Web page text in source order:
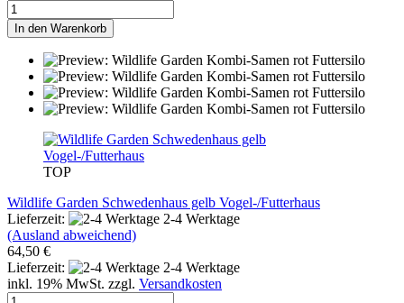
In den Warenkorb
TOP
Wildlife Garden Schwedenhaus gelb Vogel-/Futterhaus
Lieferzeit:
2-4 Werktage
(Ausland abweichend)
64,50 €
Lieferzeit:
2-4 Werktage
inkl. 19% MwSt. zzgl. Versandkosten